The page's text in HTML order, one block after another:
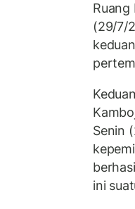
Ruang
(29/7/
Senin
ini